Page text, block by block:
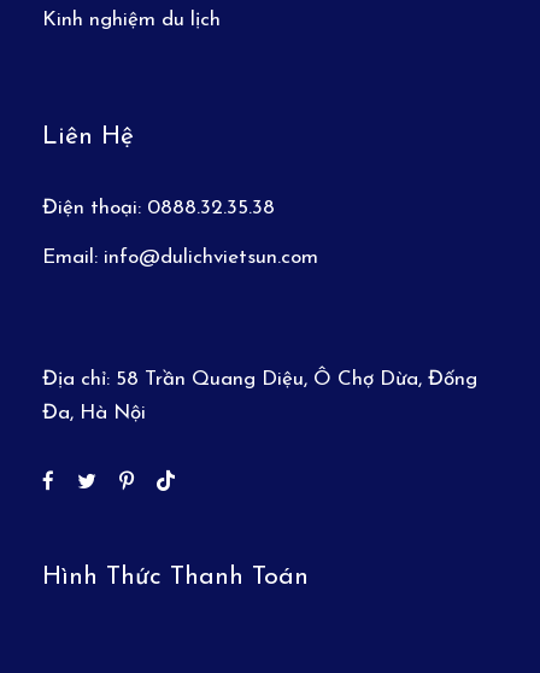
Kinh nghiệm du lịch
Liên Hệ
Điện thoại: 0888.32.35.38
Email: info@dulichvietsun.com
Địa chỉ: 58 Trần Quang Diệu, Ô Chợ Dừa, Đống
Đa, Hà Nội
Hình Thức Thanh Toán